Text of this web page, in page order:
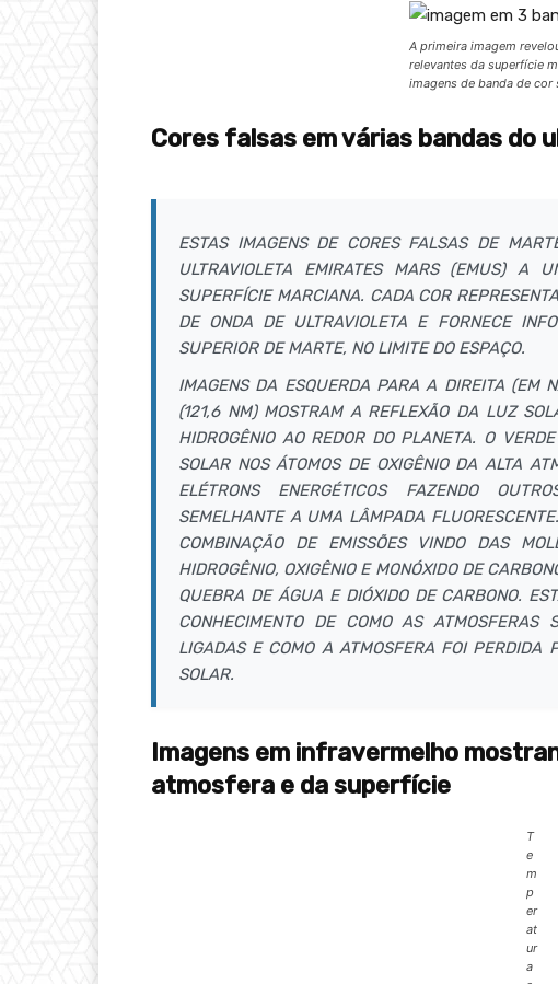
A primeira imagem
relevantes da superfície
imagens de banda de cor
Cores falsas em várias bandas do
ESTAS IMAGENS DE CORES FALSAS DE
ULTRAVIOLETA EMIRATES MARS (EMUS)
SUPERFÍCIE MARCIANA. CADA COR
DE ONDA DE ULTRAVIOLETA E FORNECE
SUPERIOR DE MARTE, NO LIMITE DO ESPAÇO.
IMAGENS DA ESQUERDA PARA A DIREITA (EM
(121,6 NM) MOSTRAM A REFLEXÃO DA LUZ
HIDROGÊNIO AO REDOR DO PLANETA. O
SOLAR NOS ÁTOMOS DE OXIGÊNIO DA ALTA
ELÉTRONS ENERGÉTICOS FAZENDO
SEMELHANTE A UMA LÂMPADA
COMBINAÇÃO DE EMISSÕES VINDO DAS
HIDROGÊNIO, OXIGÊNIO E MONÓXIDO DE
QUEBRA DE ÁGUA E DIÓXIDO DE CARBONO.
CONHECIMENTO DE COMO AS
LIGADAS E COMO A ATMOSFERA FOI PERDIDA
SOLAR.
Imagens em infravermelho
atmosfera e da superfície
T
e
m
p
er
at
ur
a